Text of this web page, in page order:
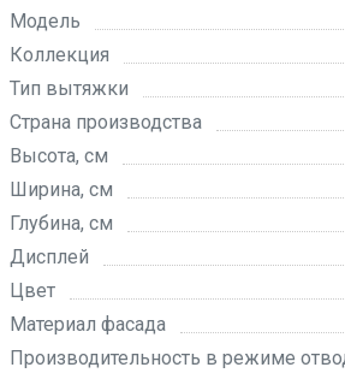
Модель
Коллекция
Тип вытяжки
Страна производства
Высота, см
Ширина, см
Глубина, см
Дисплей
Цвет
Материал фасада
Производительность в режиме